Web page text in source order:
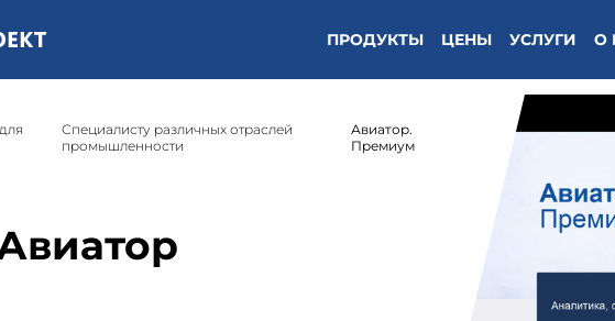
ПРОДУКТЫ ЦЕНЫ УСЛУГИ О
Специалисту различных отраслей
промышленности
Авиатор.
Премиум